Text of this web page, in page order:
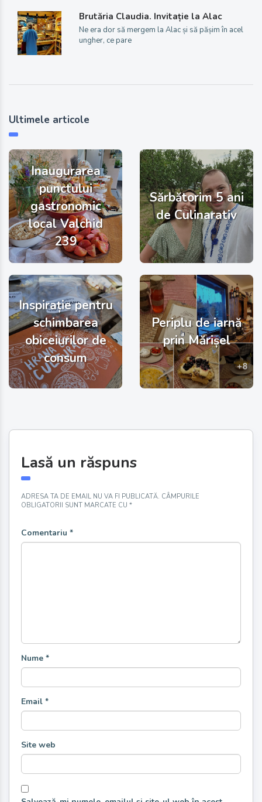
Brutăria Claudia. Invitație la Alac
Ne era dor să mergem la Alac și să pășim în acel
ungher, ce pare
Ultimele articole
Inaugurarea
punctului
gastronomic
local Valchid
239
Sărbătorim 5 ani
de Culinarativ
Inspirație pentru
schimbarea
obiceiurilor de
consum
Periplu de iarnă
prin Mărișel
Lasă un răspuns
ADRESA TA DE EMAIL NU VA FI PUBLICATĂ. CÂMPURILE
OBLIGATORII SUNT MARCATE CU *
Comentariu *
Nume *
Email *
Site web